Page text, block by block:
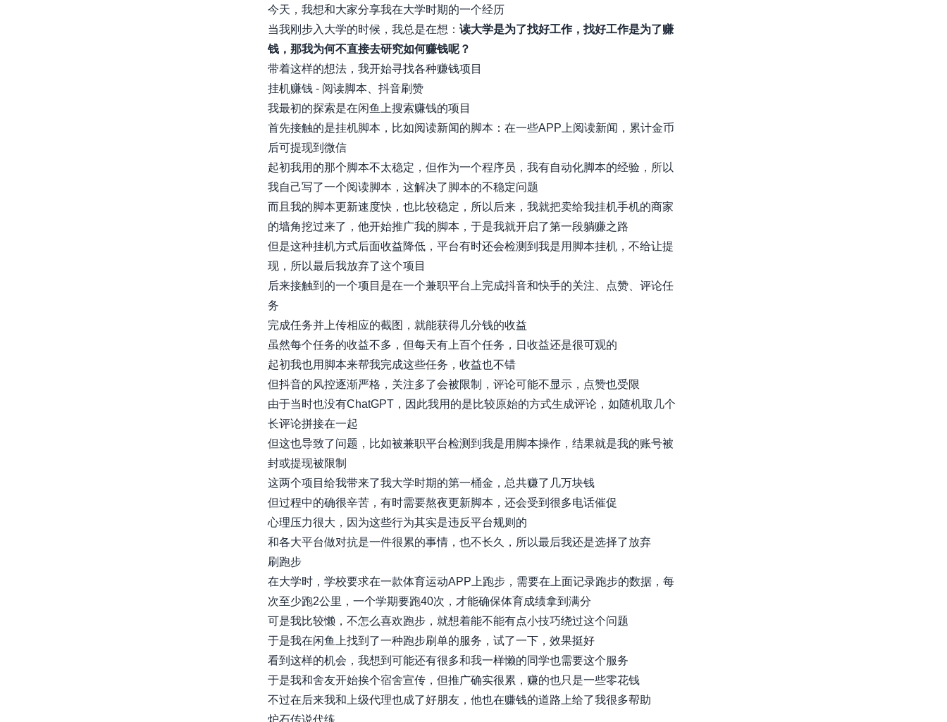
今天，我想和大家分享我在大学时期的一个经历
当我刚步入大学的时候，我总是在想： 读大学是为了找好工作，找好工作是为了赚
钱，那我为何不直接去研究如何赚钱呢？
带着这样的想法，我开始寻找各种赚钱项目
挂机赚钱 - 阅读脚本、抖音刷赞
我最初的探索是在闲鱼上搜索赚钱的项目
首先接触的是挂机脚本，比如阅读新闻的脚本：在一些APP上阅读新闻，累计金币
后可提现到微信
起初我用的那个脚本不太稳定，但作为一个程序员，我有自动化脚本的经验，所以
我自己写了一个阅读脚本，这解决了脚本的不稳定问题
而且我的脚本更新速度快，也比较稳定，所以后来，我就把卖给我挂机手机的商家
的墙角挖过来了，他开始推广我的脚本，于是我就开启了第一段躺赚之路
但是这种挂机方式后面收益降低，平台有时还会检测到我是用脚本挂机，不给让提
现，所以最后我放弃了这个项目
后来接触到的一个项目是在一个兼职平台上完成抖音和快手的关注、点赞、评论任
务
完成任务并上传相应的截图，就能获得几分钱的收益
虽然每个任务的收益不多，但每天有上百个任务，日收益还是很可观的
起初我也用脚本来帮我完成这些任务，收益也不错
但抖音的风控逐渐严格，关注多了会被限制，评论可能不显示，点赞也受限
由于当时也没有ChatGPT，因此我用的是比较原始的方式生成评论，如随机取几个
长评论拼接在一起
但这也导致了问题，比如被兼职平台检测到我是用脚本操作，结果就是我的账号被
封或提现被限制
这两个项目给我带来了我大学时期的第一桶金，总共赚了几万块钱
但过程中的确很辛苦，有时需要熬夜更新脚本，还会受到很多电话催促
心理压力很大，因为这些行为其实是违反平台规则的
和各大平台做对抗是一件很累的事情，也不长久，所以最后我还是选择了放弃
刷跑步
在大学时，学校要求在一款体育运动APP上跑步，需要在上面记录跑步的数据，每
次至少跑2公里，一个学期要跑40次，才能确保体育成绩拿到满分
可是我比较懒，不怎么喜欢跑步，就想着能不能有点小技巧绕过这个问题
于是我在闲鱼上找到了一种跑步刷单的服务，试了一下，效果挺好
看到这样的机会，我想到可能还有很多和我一样懒的同学也需要这个服务
于是我和舍友开始挨个宿舍宣传，但推广确实很累，赚的也只是一些零花钱
不过在后来我和上级代理也成了好朋友，他也在赚钱的道路上给了我很多帮助
炉石传说代练